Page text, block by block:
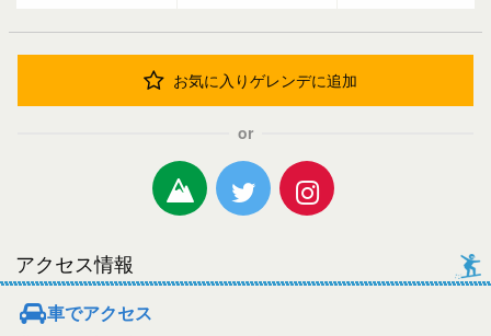
お気に入りゲレンデに追加
or
アクセス情報
車でアクセス